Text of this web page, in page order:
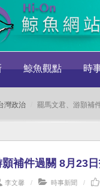
鯨魚觀點 時
灣政治 罷馬文君、游顥補
補件過關 8月23
李文馨 時事新聞